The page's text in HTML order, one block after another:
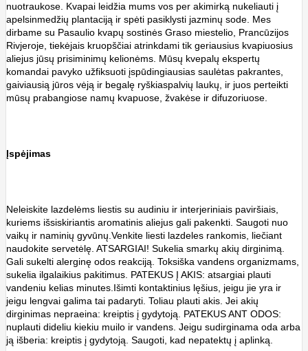
nuotraukose. Kvapai leidžia mums vos per akimirką nukeliauti į
apelsinmedžių plantaciją ir spėti pasiklysti jazminų sode. Mes
dirbame su Pasaulio kvapų sostinės Graso miestelio, Prancūzijos
Rivjeroje, tiekėjais kruopščiai atrinkdami tik geriausius kvapiuosius
aliejus jūsų prisiminimų kelionėms. Mūsų kvepalų ekspertų
komandai pavyko užfiksuoti įspūdingiausias saulėtas pakrantes,
gaiviausią jūros vėją ir begalę ryškiaspalvių laukų, ir juos perteikti
mūsų prabangiose namų kvapuose, žvakėse ir difuzoriuose.
Įspėjimas
Neleiskite lazdelėms liestis su audiniu ir interjeriniais paviršiais,
kuriems išsiskiriantis aromatinis aliejus gali pakenkti. Saugoti nuo
vaikų ir naminių gyvūnų.Venkite liesti lazdeles rankomis, liečiant
naudokite servetėlę. ATSARGIAI! Sukelia smarkų akių dirginimą.
Gali sukelti alerginę odos reakciją. Toksiška vandens organizmams,
sukelia ilgalaikius pakitimus. PATEKUS Į AKIS: atsargiai plauti
vandeniu kelias minutes.Išimti kontaktinius lęšius, jeigu jie yra ir
jeigu lengvai galima tai padaryti. Toliau plauti akis. Jei akių
dirginimas nepraeina: kreiptis į gydytoją. PATEKUS ANT ODOS:
nuplauti dideliu kiekiu muilo ir vandens. Jeigu sudirginama oda arba
ją išberia: kreiptis į gydytoją. Saugoti, kad nepatektų į aplinką.